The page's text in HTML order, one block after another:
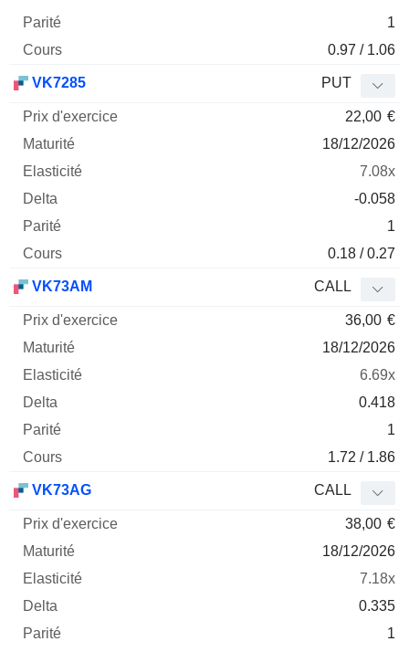
1
0.97 / 1.06
VK7285 PUT
22,00 €
18/12/2026
7.08x
-0.058
1
0.18 / 0.27
VK73AM CALL
36,00 €
18/12/2026
6.69x
0.418
1
1.72 / 1.86
VK73AG CALL
38,00 €
18/12/2026
7.18x
0.335
1